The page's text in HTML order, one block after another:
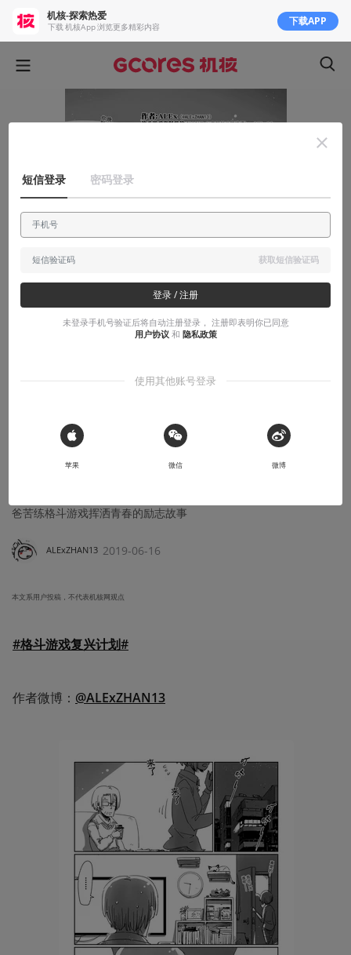
漫画连载：《高玩老爸》vol.9
爸苦练格斗游戏挥洒青春的励志故事
ALExZHAN13 2019-06-16
本文系用户投稿，不代表机核网观点
#格斗游戏复兴计划#
作者微博： @ALExZHAN13
机核-探索热爱
下载 机核App 浏览更多精彩内容 下载APP
短信登录 密码登录
获取短信验证码
登录 / 注册
未登录手机号验证后将自动注册登录， 注册即表明你已同意
用户协议 和 隐私政策
使用其他账号登录
 Sign in with Apple
苹果 微信 微博